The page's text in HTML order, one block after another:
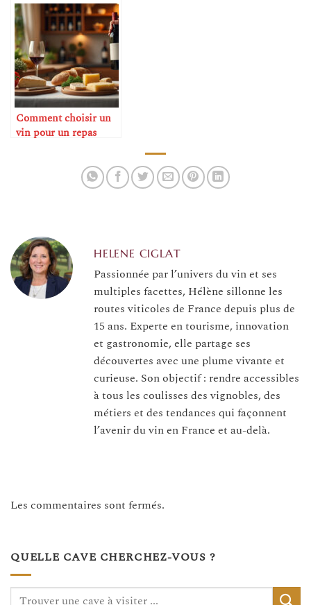
Comment choisir un
vin pour un repas
HELENE CIGLAT
Passionnée par l’univers du vin et ses
multiples facettes, Hélène sillonne les
routes viticoles de France depuis plus de
15 ans. Experte en tourisme, innovation
et gastronomie, elle partage ses
découvertes avec une plume vivante et
curieuse. Son objectif : rendre accessibles
à tous les coulisses des vignobles, des
métiers et des tendances qui façonnent
l’avenir du vin en France et au-delà.
Les commentaires sont fermés.
QUELLE CAVE CHERCHEZ-VOUS ?